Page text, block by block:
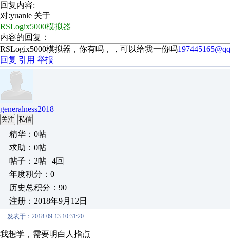
回复内容:
对:yuanle 关于
RSLogix5000模拟器
内容的回复：
RSLogix5000模拟器，你有吗，，可以给我一份吗
回复 引用 举报
generalness2018
关注 私信
精华：0帖
求助：0帖
帖子：2帖 | 4回
年度积分：0
历史总积分：90
注册：2018年9月12日
发表于：2018-09-13 10:31:20
我想学，需要明白人指点